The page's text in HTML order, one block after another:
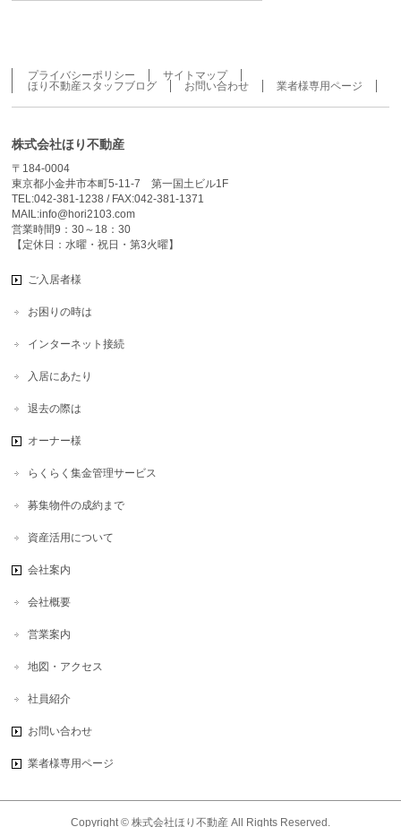
プライバシーポリシー
サイトマップ
ほり不動産スタッフブログ
お問い合わせ 業者様専用ページ
株式会社ほり不動産
〒184-0004
東京都小金井市本町5-11-7 第一国土ビル1F
TEL:042-381-1238 / FAX:042-381-1371
MAIL:info@hori2103.com
営業時間9：30～18：30
【定休日：水曜・祝日・第3火曜】
ご入居者様
お困りの時は
インターネット接続
入居にあたり
退去の際は
オーナー様
らくらく集金管理サービス
募集物件の成約まで
資産活用について
会社案内
会社概要
営業案内
地図・アクセス
社員紹介
お問い合わせ
業者様専用ページ
Copyright © 株式会社ほり不動産All Rights Reserved.